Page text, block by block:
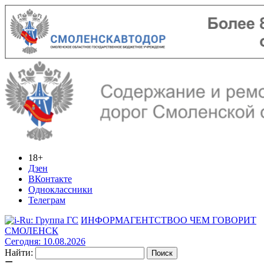
18+
Дзен
ВКонтакте
Одноклассники
Телеграм
ИНФОРМАГЕНТСТВОО ЧЕМ ГОВОРИТ
СМОЛЕНСК
Сегодня: 10.08.2026
Найти: